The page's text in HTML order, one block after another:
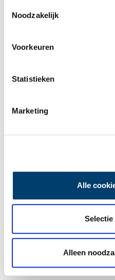
Noodzakelijk
Voorkeuren
Statistieken
Marketing
Alle
Selectie
Alleen